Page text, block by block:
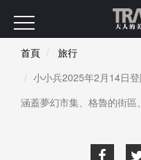
首頁
旅行
小小兵2025年2月14日
涵蓋夢幻市集、格魯的街區